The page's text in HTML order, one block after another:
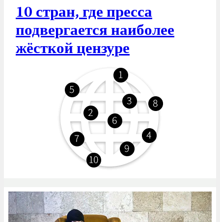
10 стран, где пресса
подвергается наиболее
жёсткой цензуре